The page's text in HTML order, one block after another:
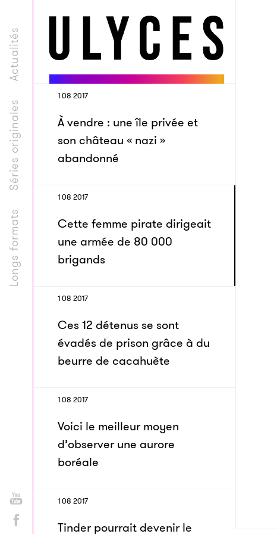
Longs formats
Séries originales
Actualités
1 08 2017
À vendre : une île privée et
son château « nazi »
abandonné
1 08 2017
Cette femme pirate dirigeait
une armée de 80 000
brigands
1 08 2017
Ces 12 détenus se sont
évadés de prison grâce à du
beurre de cacahuète
1 08 2017
Voici le meilleur moyen
d’observer une aurore
boréale
1 08 2017
Tinder pourrait devenir le